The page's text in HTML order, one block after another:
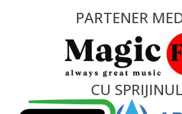
PARTENER
CU SPRIJINUL